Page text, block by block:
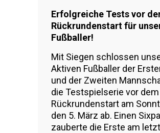
Erfolgreiche Tests vor
Rückrundenstart für
Fußballer!
Mit Siegen schlossen
Aktiven Fußballer der
und der Zweiten
die Testspielserie vor dem
Rückrundenstart am
den 5. März ab. Einen
zauberte die Erste am